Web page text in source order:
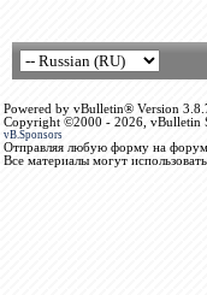
Powered by vBulletin® Version
Copyright ©2000 - 2026, vBulletin
vB.Sponsors
Отправляя любую форму на
Все материалы могут